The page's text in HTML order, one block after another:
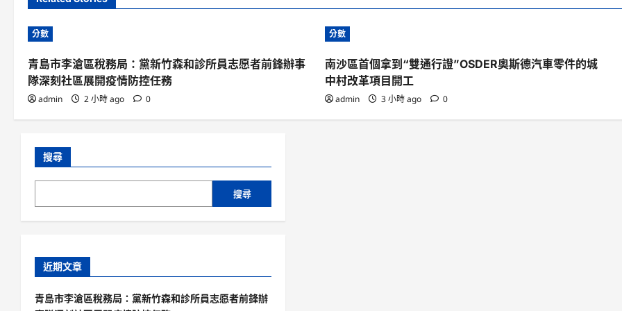
分數
青島市李滄區稅務局：黨新竹森和診所員志愿者前鋒辦事
隊深刻社區展開疫情防控任務
admin 2 小時 ago 0
分數
南沙區首個拿到“雙通行證”OSDER奧斯德汽車零件的城
中村改革項目開工
admin 3 小時 ago 0
搜尋
搜尋
近期文章
青島市李滄區稅務局：黨新竹森和診所員志愿者前鋒辦